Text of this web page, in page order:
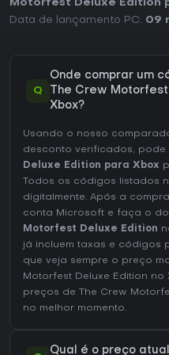
As notas da crítica
avaliações favoráveis no
a navegação nos menus.
em modos otimizados para
busca um festival de
principalmente se preferir
modo solo com eventos
uma experiência puramente
Motorfest Deluxe Edition
Data de lançamento PC: 09
Q
Onde comprar um
The Crew
Xbox?
Usando o nosso
desconto verificados, pode
Deluxe Edition para Xbox
Todos os códigos listados
digitalmente. Após a
conta Microsoft e faça o
Motorfest Deluxe Edition
já incluem taxas e códigos
que veja sempre o preço
Motorfest Deluxe Edition no
preços de The Crew
no melhor momento.
Qual é o preço